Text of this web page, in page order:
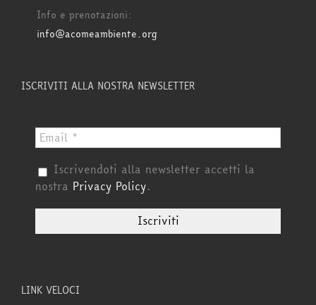
Info e prenotazioni:
info@acomeambiente.org
ISCRIVITI ALLA NOSTRA NEWSLETTER
Iscrivendoti alla newsletter accetti la
nostra Privacy Policy.
LINK VELOCI